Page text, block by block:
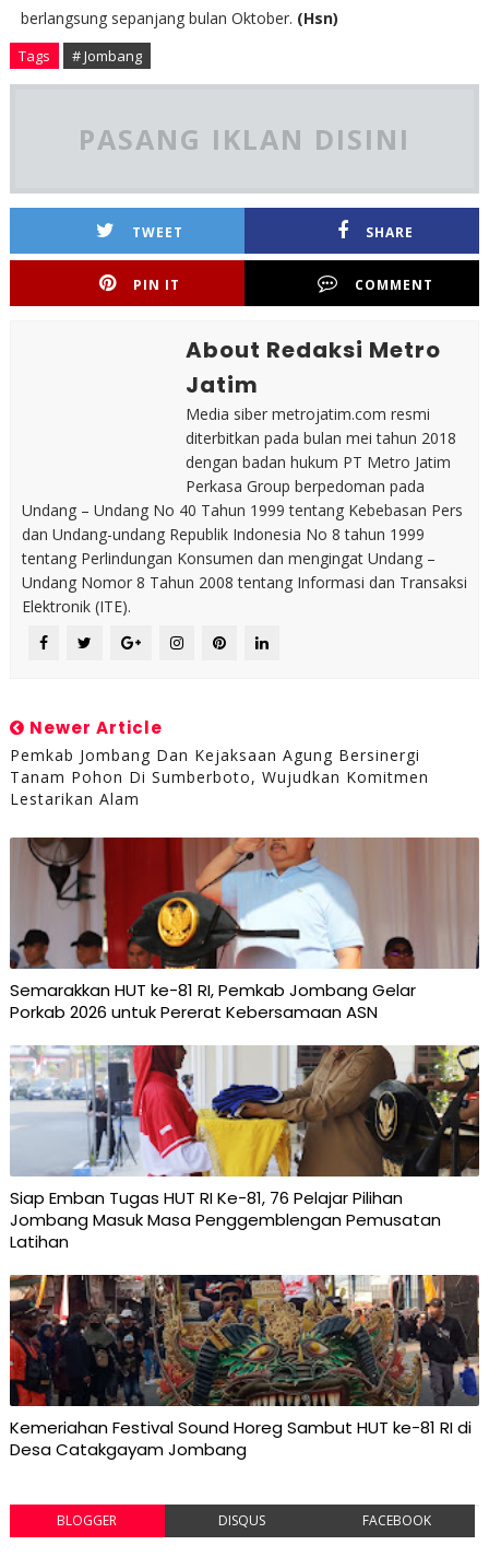
berlangsung sepanjang bulan Oktober. (Hsn)
Tags # Jombang
PASANG IKLAN DISINI
TWEET SHARE
PIN IT COMMENT
About Redaksi Metro
Jatim
Media siber metrojatim.com resmi
diterbitkan pada bulan mei tahun 2018
dengan badan hukum PT Metro Jatim
Perkasa Group berpedoman pada
Undang – Undang No 40 Tahun 1999 tentang Kebebasan Pers
dan Undang-undang Republik Indonesia No 8 tahun 1999
tentang Perlindungan Konsumen dan mengingat Undang –
Undang Nomor 8 Tahun 2008 tentang Informasi dan Transaksi
Elektronik (ITE).
Newer Article
Pemkab Jombang Dan Kejaksaan Agung Bersinergi
Tanam Pohon Di Sumberboto, Wujudkan Komitmen
Lestarikan Alam
Semarakkan HUT ke-81 RI, Pemkab Jombang Gelar
Porkab 2026 untuk Pererat Kebersamaan ASN
Siap Emban Tugas HUT RI Ke-81, 76 Pelajar Pilihan
Jombang Masuk Masa Penggemblengan Pemusatan
Latihan
Kemeriahan Festival Sound Horeg Sambut HUT ke-81 RI di
Desa Catakgayam Jombang
BLOGGER DISQUS FACEBOOK